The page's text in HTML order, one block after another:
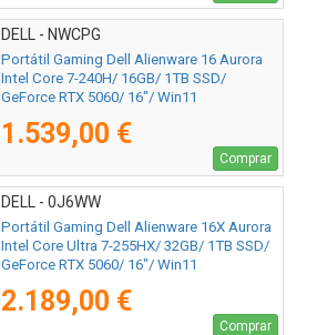
DELL - NWCPG
Portátil Gaming Dell Alienware 16 Aurora
Intel Core 7-240H/ 16GB/ 1TB SSD/
GeForce RTX 5060/ 16"/ Win11
1.539,00 €
Comprar
DELL - 0J6WW
Portátil Gaming Dell Alienware 16X Aurora
Intel Core Ultra 7-255HX/ 32GB/ 1TB SSD/
GeForce RTX 5060/ 16"/ Win11
2.189,00 €
Comprar